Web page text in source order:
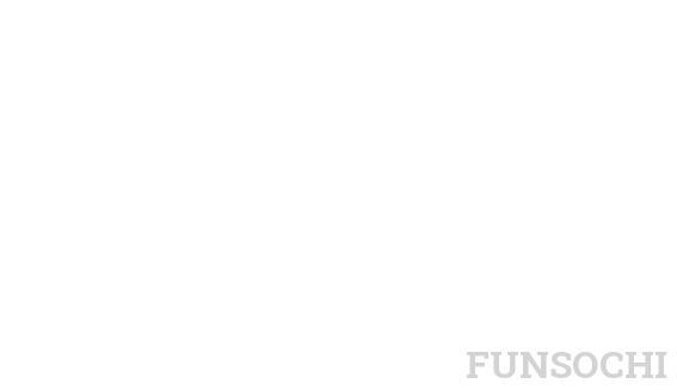
FUNSOCHI